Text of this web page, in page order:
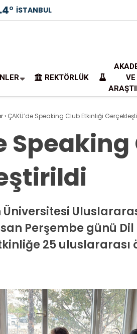
° İSTANBUL
REKTÖRLÜK
VE
› ÇAKÜ’de Speaking Club Etkinliği
Üniversitesi
Perşembe günü
25 uluslararası